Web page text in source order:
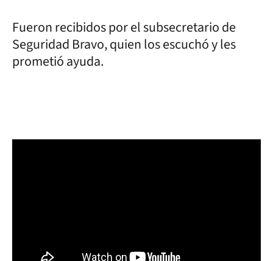
Fueron recibidos por el subsecretario de
Seguridad Bravo, quien los escuchó y les
prometió ayuda.